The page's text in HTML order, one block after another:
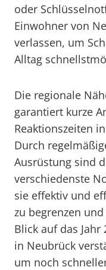
oder
Einwohner von
verlassen, um
Alltag
Die regionale
garantiert kurze
Reaktionszeiten
Durch
Ausrüstung sind
verschiedenste
sie effektiv und
zu begrenzen
Blick auf das
in Neubrück
um noch